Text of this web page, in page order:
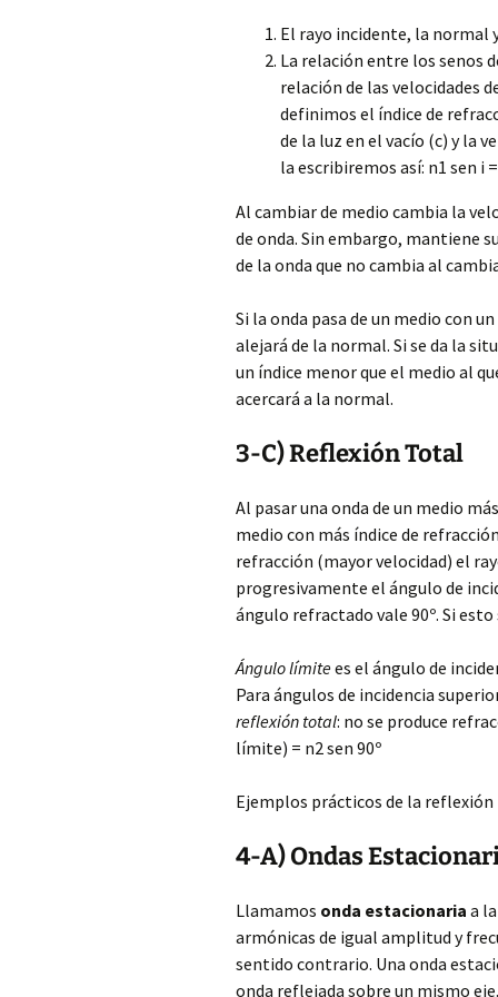
El rayo incidente, la normal
La relación entre los senos
relación de las velocidades
definimos el índice de
de la luz en el vacío (c) y la
la escribiremos así: n1 sen i
Al cambiar de medio cambia la
de onda. Sin embargo, mantiene
de la onda que no cambia al
Si la onda pasa de un medio con
alejará de la normal. Si se da la
un índice menor que el medio al
acercará a la normal.
3-C) Reflexión Total
Al pasar una onda de un medio
medio con más índice de
refracción (mayor velocidad) el
progresivamente el ángulo de
ángulo refractado vale 90º. Si
Ángulo límitees el ángulo de
Para ángulos de incidencia
reflexión total: no se produce
límite) = n2 sen 90º
Ejemplos prácticos de la
4-A) Ondas
Llamamos onda estacionaria a
armónicas de igual amplitud y
sentido contrario. Una onda
onda reflejada sobre un mismo eje.